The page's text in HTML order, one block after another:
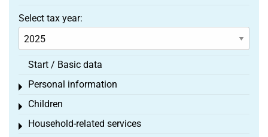
Select tax year:
Start / Basic data
Personal information
Toggle menu
Children
Toggle menu
Household-related services
Toggle menu